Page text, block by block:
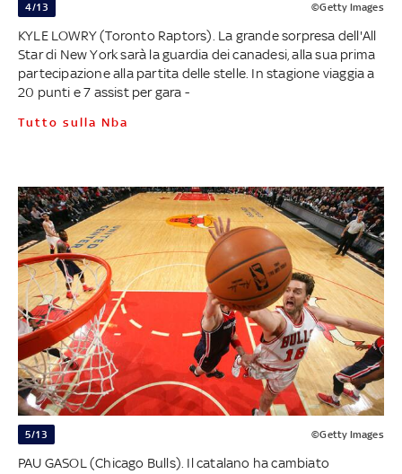
4/13 ©Getty Images
KYLE LOWRY (Toronto Raptors). La grande sorpresa dell'All
Star di New York sarà la guardia dei canadesi, alla sua prima
partecipazione alla partita delle stelle. In stagione viaggia a
20 punti e 7 assist per gara -
Tutto sulla Nba
5/13 ©Getty Images
PAU GASOL (Chicago Bulls). Il catalano ha cambiato